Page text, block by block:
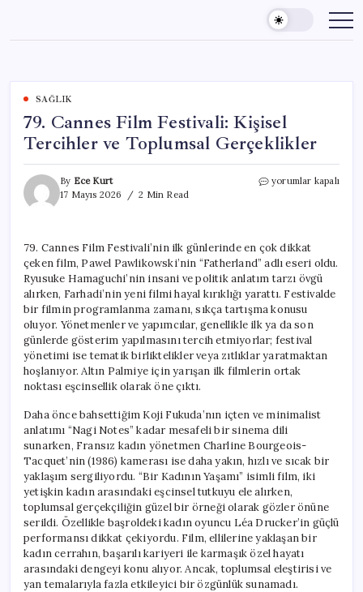
content
SAĞLIK
79. Cannes Film Festivali: Kişisel
Tercihler ve Toplumsal Gerçeklikler
By Ece Kurt
17 Mayıs 2026
2 Min Read
79.
Tercihler
ve
Toplumsal
Gerçeklikler
için
yorumlar kapalı
79. Cannes Film Festivali’nin ilk günlerinde en çok dikkat
çeken film, Pawel Pawlikowski’nin “Fatherland” adlı eseri oldu.
Ryusuke Hamaguchi’nin insani ve politik anlatım tarzı övgü
alırken, Farhadi’nin yeni filmi hayal kırıklığı yarattı. Festivalde
bir filmin programlanma zamanı, sıkça tartışma konusu
oluyor. Yönetmenler ve yapımcılar, genellikle ilk ya da son
günlerde gösterim yapılmasını tercih etmiyorlar; festival
yönetimi ise tematik birliktelikler veya zıtlıklar yaratmaktan
hoşlanıyor. Altın Palmiye için yarışan ilk filmlerin ortak
noktası eşcinsellik olarak öne çıktı.
Daha önce bahsettiğim Koji Fukuda’nın içten ve minimalist
anlatımı “Nagi Notes” kadar mesafeli bir sinema dili
sunarken, Fransız kadın yönetmen Charline Bourgeois-
Tacquet’nin (1986) kamerası ise daha yakın, hızlı ve sıcak bir
yaklaşım sergiliyordu. “Bir Kadının Yaşamı” isimli film, iki
yetişkin kadın arasındaki eşcinsel tutkuyu ele alırken,
toplumsal gerçekçiliğin güzel bir örneği olarak gözler önüne
serildi. Özellikle başroldeki kadın oyuncu Léa Drucker’in güçlü
performansı dikkat çekiyordu. Film, ellilerine yaklaşan bir
kadın cerrahın, başarılı kariyeri ile karmaşık özel hayatı
arasındaki dengeyi konu alıyor. Ancak, toplumsal eleştirisi ve
yan temalarıyla fazla etkileyici bir özgünlük sunamadı.